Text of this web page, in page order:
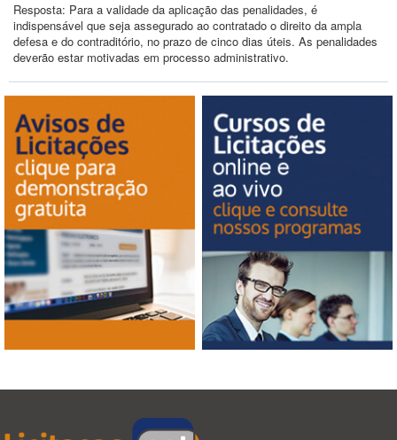
Resposta: Para a validade da aplicação das penalidades, é
indispensável que seja assegurado ao contratado o direito da ampla
defesa e do contraditório, no prazo de cinco dias úteis. As penalidades
deverão estar motivadas em processo administrativo.